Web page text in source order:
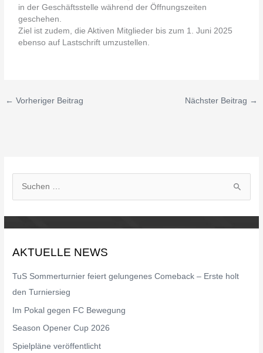
in der Geschäftsstelle während der Öffnungszeiten
geschehen.
Ziel ist zudem, die Aktiven Mitglieder bis zum 1. Juni 2025
ebenso auf Lastschrift umzustellen.
← Vorheriger Beitrag Nächster Beitrag →
e
h
:
AKTUELLE NEWS
TuS Sommerturnier feiert gelungenes Comeback – Erste holt
den Turniersieg
Im Pokal gegen FC Bewegung
Season Opener Cup 2026
Spielpläne veröffentlicht